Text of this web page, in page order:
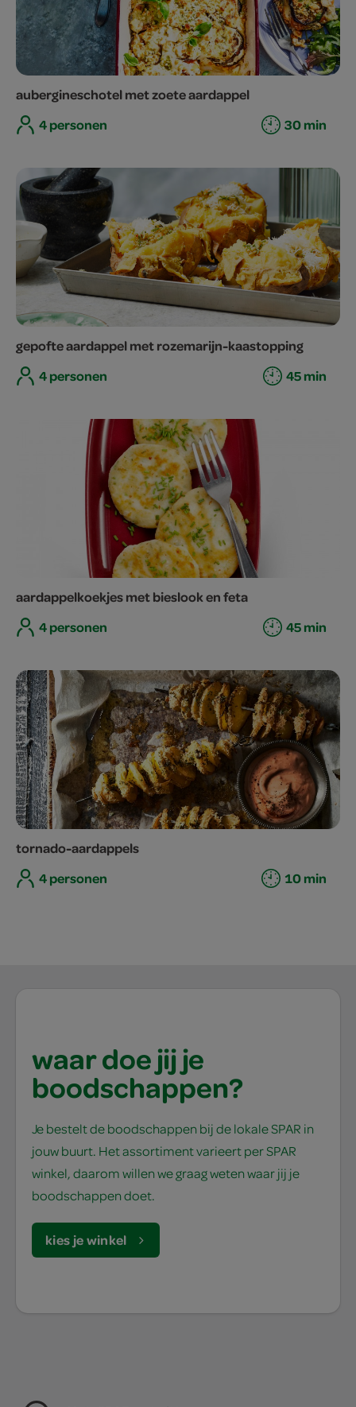
aubergineschotel met zoete aardappel
4 personen
30 min
gepofte aardappel met rozemarijn-kaastopping
4 personen
45 min
aardappelkoekjes met bieslook en feta
4 personen
45 min
tornado-aardappels
4 personen
10 min
waar doe jij je
boodschappen?
Je bestelt de boodschappen bij de lokale SPAR in
jouw buurt. Het assortiment varieert per SPAR
winkel, daarom willen we graag weten waar jij je
boodschappen doet.
kies je winkel